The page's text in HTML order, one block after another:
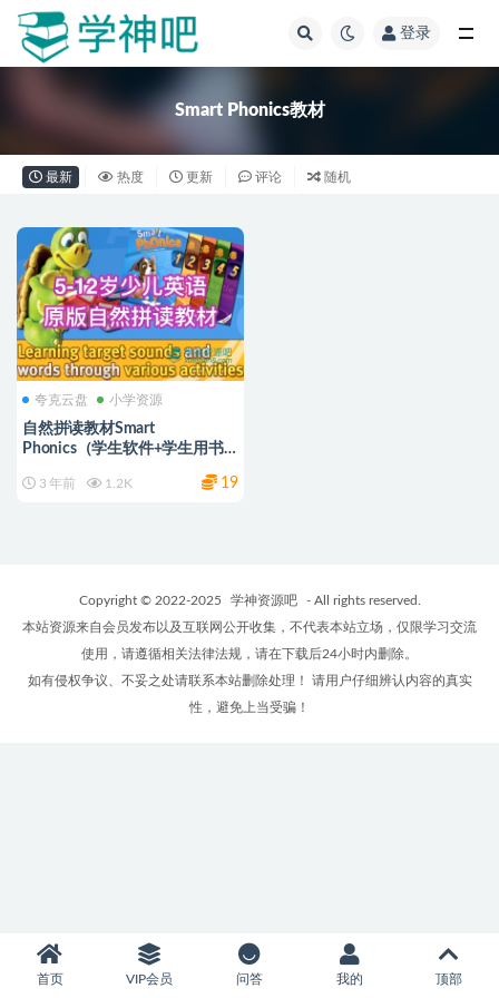
登录
Smart Phonics教材
最新 热度 更新 评论 随机
夸克云盘 小学资源
自然拼读教材Smart
Phonics（学生软件+学生用书
3 年前 1.2K 19
Copyright © 2022-2025 学神资源吧
- All rights reserved.
本站资源来自会员发布以及互联网公开收集，不代表本站立场，仅限学习交流
使用，请遵循相关法律法规，请在下载后24小时内删除。
如有侵权争议、不妥之处请联系本站删除处理！ 请用户仔细辨认内容的真实
性，避免上当受骗！
首页 VIP会员 问答 我的 顶部